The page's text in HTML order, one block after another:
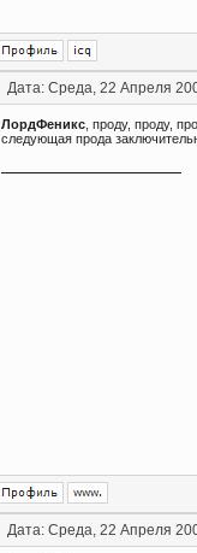
Дата: Среда, 22 Апреля
ЛордФеникс , проду, проду,
следующая прода
Дата: Среда, 22 Апреля